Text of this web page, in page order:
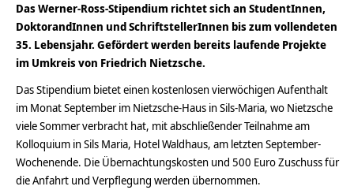
Das Werner-Ross-Stipendium richtet sich an StudentInnen,
DoktorandInnen und SchriftstellerInnen bis zum vollendeten
35. Lebensjahr. Gefördert werden bereits laufende Projekte
im Umkreis von Friedrich Nietzsche.
Das Stipendium bietet einen kostenlosen vierwöchigen Aufenthalt
im Monat September im Nietzsche-Haus in Sils-Maria, wo Nietzsche
viele Sommer verbracht hat, mit abschließender Teilnahme am
Kolloquium in Sils Maria, Hotel Waldhaus, am letzten September-
Wochenende. Die Übernachtungskosten und 500 Euro Zuschuss für
die Anfahrt und Verpflegung werden übernommen.